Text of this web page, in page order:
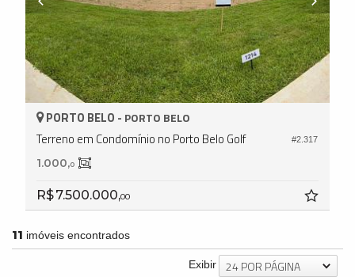
#2.317
PORTO BELO - PORTO BELO
Terreno em Condomínio no Porto Belo Golf
1.000,0
R$ 7.500.000,00
11 imóveis encontrados
Exibir 24 POR PÁGINA